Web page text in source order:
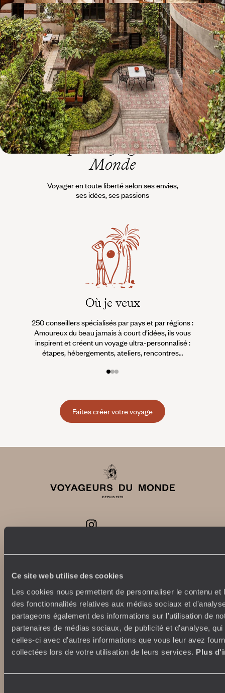
Ce site web utilise des cookies
Les cookies nous permettent de personnaliser le contenu et
des fonctionnalités relatives aux médias sociaux et
partageons également des informations sur l'utilisation de
partenaires de médias sociaux, de publicité et d'analyse,
celles-ci avec d'autres informations que vous leur avez
collectées lors de votre utilisation de leurs services. Plus
Idylle colombienne en adresses d’initiés - Bogotá,
Triangle du café, Medellín & Carthagène
L'effervescence de Bogotá, la richesse du Triangle du café, l'énergie
créative de Medellín, la douceur caribéenne de Carthagène
12 jours, de 6000 à 7200 €
L’espritVoyageurs du
Monde
Voyager en toute liberté selon ses envies,
ses idées, ses passions
Où je veux
250 conseillers spécialisés par pays et par régions :
Amoureux du beau jamais à court d’idées, ils vous
inspirent et créent un voyage ultra-personnalisé :
étapes, hébergements, ateliers, rencontres…
Faites créer votre voyage
Nos engagements
100% carbone absorbé
Tourisme responsable
Qui sommes-nous ?
Idées voyages
On part où ?
Voyage de noces
Vacances en famille
Vacances d’été